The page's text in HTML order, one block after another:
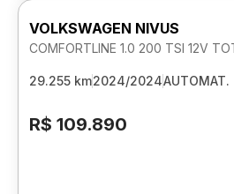
VOLKSWAGEN NIVUS
29.255 km2024/2024AUTOMAT.
R$ 109.890